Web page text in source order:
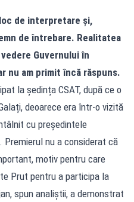
de interpretare și,
de întrebare. Realitatea
Guvernului în
nu am primit încă răspuns.
la ședința CSAT, după ce o
deoarece era într-o vizită
cu președintele
Premierul nu a considerat că
motiv pentru care
Prut pentru a participa la
spun analiștii, a demonstrat